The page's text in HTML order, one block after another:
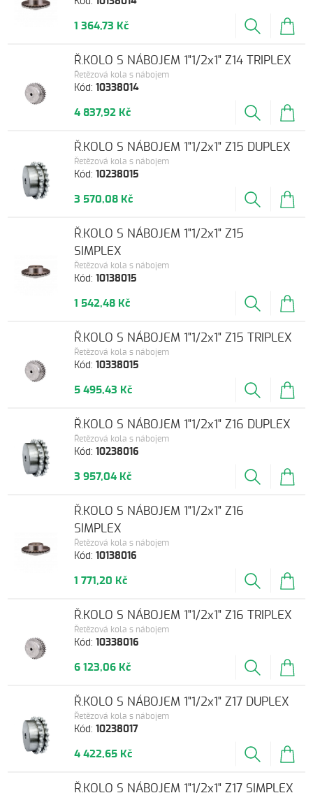
1 364,73 Kč
Kód:10338014
Řetězová kola s nábojem
Ř.KOLO S NÁBOJEM 1"1/2x1" Z14 TRIPLEX
4 837,92 Kč
Kód:10238015
Řetězová kola s nábojem
Ř.KOLO S NÁBOJEM 1"1/2x1" Z15 DUPLEX
3 570,08 Kč
Kód:10138015
Řetězová kola s nábojem
Ř.KOLO S NÁBOJEM 1"1/2x1" Z15
SIMPLEX
1 542,48 Kč
Kód:10338015
Řetězová kola s nábojem
Ř.KOLO S NÁBOJEM 1"1/2x1" Z15 TRIPLEX
5 495,43 Kč
Kód:10238016
Řetězová kola s nábojem
Ř.KOLO S NÁBOJEM 1"1/2x1" Z16 DUPLEX
3 957,04 Kč
Kód:10138016
Řetězová kola s nábojem
Ř.KOLO S NÁBOJEM 1"1/2x1" Z16
SIMPLEX
1 771,20 Kč
Kód:10338016
Řetězová kola s nábojem
Ř.KOLO S NÁBOJEM 1"1/2x1" Z16 TRIPLEX
6 123,06 Kč
Kód:10238017
Řetězová kola s nábojem
Ř.KOLO S NÁBOJEM 1"1/2x1" Z17 DUPLEX
4 422,65 Kč
Ř.KOLO S NÁBOJEM 1"1/2x1" Z17 SIMPLEX